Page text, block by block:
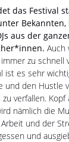
das Festival
aus der
Auch
immer zu schnell
ist es sehr
und den Hustle
zu verfallen.
nämlich die
Arbeit und der
und